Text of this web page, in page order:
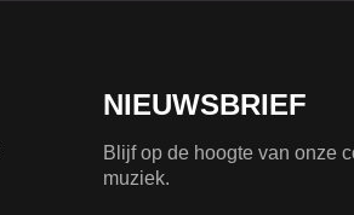
NIEUWSBRIEF
Blijf op de hoogte van onze
muziek.